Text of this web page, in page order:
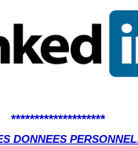
********************
DONNEES